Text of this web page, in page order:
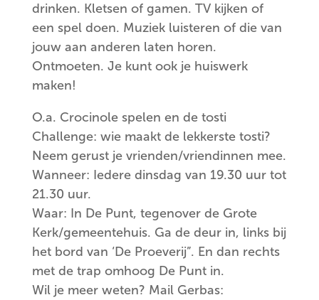
drinken. Kletsen of gamen. TV kijken of
een spel doen. Muziek luisteren of die van
jouw aan anderen laten horen.
Ontmoeten. Je kunt ook je huiswerk
maken!
O.a. Crocinole spelen en de tosti
Challenge: wie maakt de lekkerste tosti?
Neem gerust je vrienden/vriendinnen mee.
Wanneer: Iedere dinsdag van 19.30 uur tot
21.30 uur.
Waar: In De Punt, tegenover de Grote
Kerk/gemeentehuis. Ga de deur in, links bij
het bord van ‘De Proeverij”. En dan rechts
met de trap omhoog De Punt in.
Wil je meer weten? Mail Gerbas: